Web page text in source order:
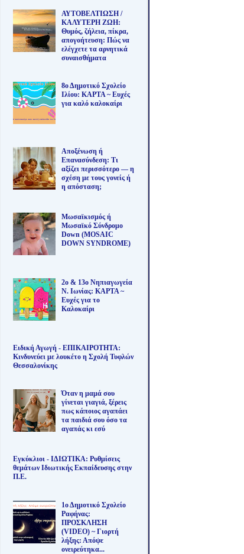
ΑΥΤΟΒΕΛΤΙΩΣΗ /
ΚΑΛΥΤΕΡΗ ΖΩΗ:
Θυμός, ζήλεια, πίκρα,
απογοήτευση: Πώς να
ελέγχετε τα αρνητικά
συναισθήματα
8ο Δημοτικό Σχολείο
Ιλίου: ΚΑΡΤΑ ~ Ευχές
για καλό καλοκαίρι
Αποξένωση ή
Επανασύνδεση: Τι
αξίζει περισσότερο — η
σχέση με τους γονείς ή
η απόσταση;
Μωσαϊκισμός ή
Μωσαϊκό Σύνδρομο
Down (MOSAIC
DOWN SYNDROME)
2ο & 13ο Νηπιαγωγεία
Ν. Ιωνίας: ΚΑΡΤΑ ~
Ευχές για το
Καλοκαίρι
Ειδική Αγωγή - ΕΠΙΚΑΙΡΟΤΗΤΑ:
Κινδυνεύει με λουκέτο η Σχολή Τυφλών
Θεσσαλονίκης
Όταν η μαμά σου
γίνεται γιαγιά, ξέρεις
πως κάποιος αγαπάει
τα παιδιά σου όσο τα
αγαπάς κι εσύ
Εγκύκλιοι - ΙΔΙΩΤΙΚΑ: Ρυθμίσεις
θεμάτων Ιδιωτικής Εκπαίδευσης στην
Π.Ε.
1ο Δημοτικό Σχολείο
Ραφήνας:
ΠΡΟΣΚΛΗΣΗ
(VIDEO) ~ Γιορτή
λήξης: Απόψε
ονειρεύτηκα...